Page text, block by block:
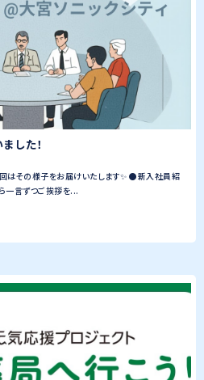
した！
はその様子をお届けいたします✨ ●新入社員紹
一言ずつご挨拶を...